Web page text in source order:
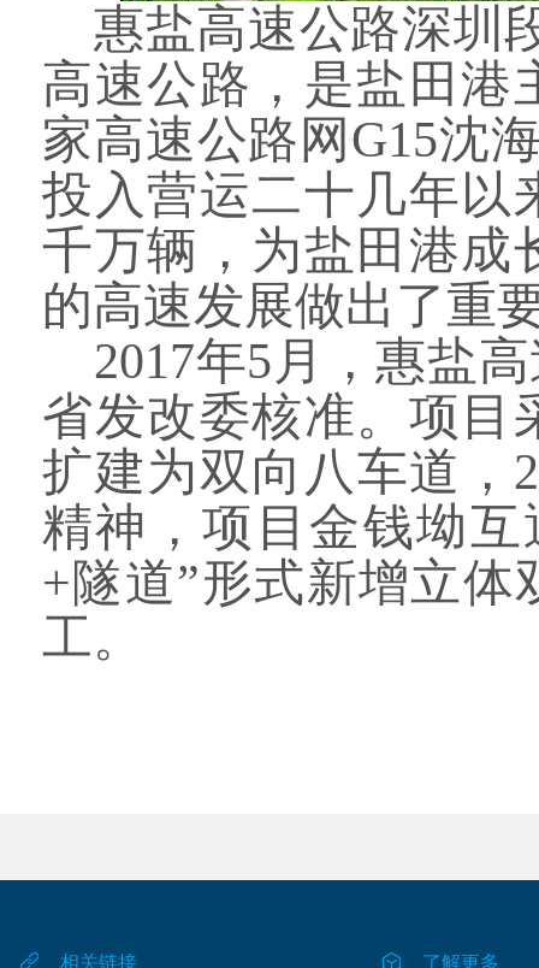
惠盐高速公路深圳
高速公路，是盐田港
家高速公路网G15沈
投入营运二十几年以
千万辆，为盐田港成
的高速发展做出了重
2017年5月，惠盐
省发改委核准。项目
扩建为双向八车道，
精神，项目金钱坳
+隧道”形式新增立
工。
相关链接 了解更多